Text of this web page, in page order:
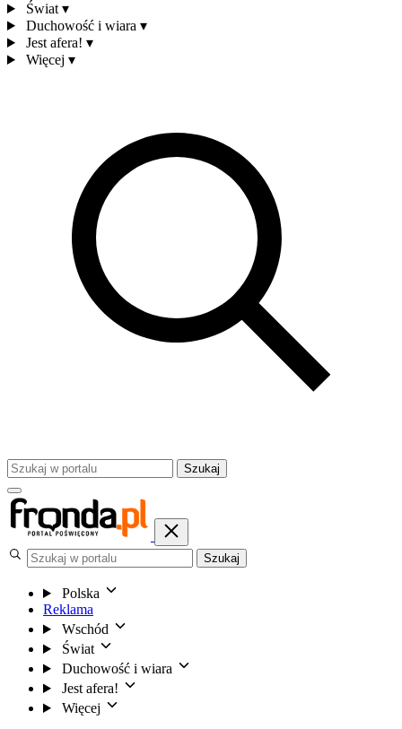
Świat ▾
Duchowość i wiara ▾
Jest afera! ▾
Więcej ▾
Szukaj
Szukaj
Polska
Reklama
Wschód
Świat
Duchowość i wiara
Jest afera!
Więcej